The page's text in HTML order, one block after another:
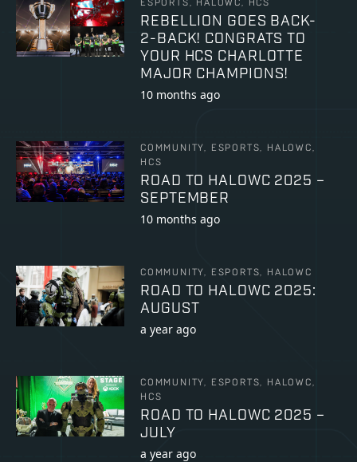
ESPORTS, HALOWC, HCS
REBELLION GOES BACK-
2-BACK! CONGRATS TO
YOUR HCS CHARLOTTE
MAJOR CHAMPIONS!
10 months ago
COMMUNITY, ESPORTS, HALOWC,
HCS
ROAD TO HALOWC 2025 –
SEPTEMBER
10 months ago
COMMUNITY, ESPORTS, HALOWC
ROAD TO HALOWC 2025:
AUGUST
a year ago
COMMUNITY, ESPORTS, HALOWC,
HCS
ROAD TO HALOWC 2025 –
JULY
a year ago